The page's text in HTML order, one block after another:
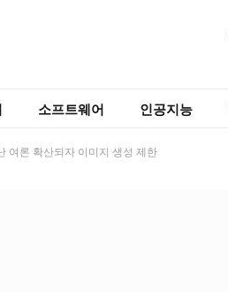
소프트웨어 인공지능
여론 확산되자 이미지 생성 제한